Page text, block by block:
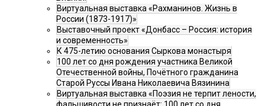
Виртуальная выставка «Рахманинов. Жизнь в
России (1873-1917)»
Выставочный проект «Донбасс – Россия: история
и современность»
К 475-летию основания Сыркова монастыря
100 лет со дня рождения участника Великой
Отечественной войны, Почётного гражданина
Старой Руссы Ивана Николаевича Вязинина
Виртуальная выставка «Поэзия не терпит лености,